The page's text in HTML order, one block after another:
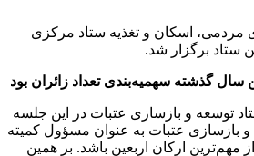
اسکان و تغذیه ستاد مرکزی
ستاد برگزار شد.
گذشته سهمیه‌بندی تعداد زائران بود
توسعه و بازسازی عتبات در این جلسه
بازسازی عتبات به عنوان مسؤول کمیته
مهم‌ترین ارکان اربعین باشد. بر همین